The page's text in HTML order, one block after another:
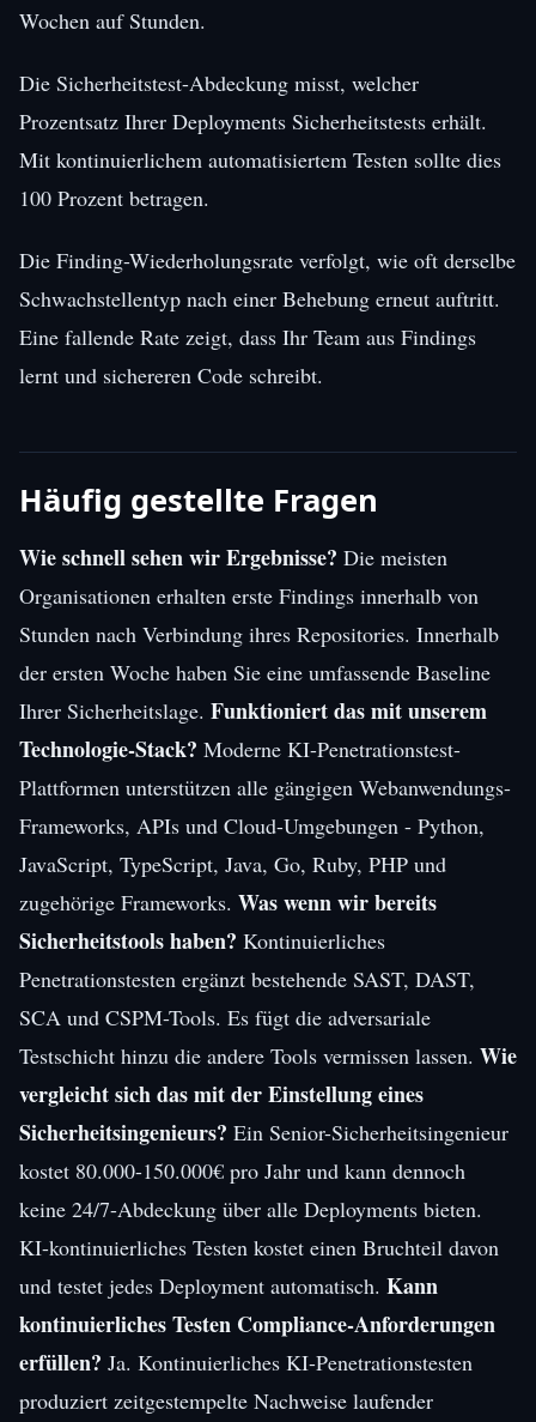
Wochen auf Stunden.
Die Sicherheitstest-Abdeckung misst, welcher
Prozentsatz Ihrer Deployments Sicherheitstests erhält.
Mit kontinuierlichem automatisiertem Testen sollte dies
100 Prozent betragen.
Die Finding-Wiederholungsrate verfolgt, wie oft derselbe
Schwachstellentyp nach einer Behebung erneut auftritt.
Eine fallende Rate zeigt, dass Ihr Team aus Findings
lernt und sichereren Code schreibt.
Häufig gestellte Fragen
Wie schnell sehen wir Ergebnisse? Die meisten
Organisationen erhalten erste Findings innerhalb von
Stunden nach Verbindung ihres Repositories. Innerhalb
der ersten Woche haben Sie eine umfassende Baseline
Ihrer Sicherheitslage. Funktioniert das mit unserem
Technologie-Stack? Moderne KI-Penetrationstest-
Plattformen unterstützen alle gängigen Webanwendungs-
Frameworks, APIs und Cloud-Umgebungen - Python,
JavaScript, TypeScript, Java, Go, Ruby, PHP und
zugehörige Frameworks. Was wenn wir bereits
Sicherheitstools haben? Kontinuierliches
Penetrationstesten ergänzt bestehende SAST, DAST,
SCA und CSPM-Tools. Es fügt die adversariale
Testschicht hinzu die andere Tools vermissen lassen. Wie
vergleicht sich das mit der Einstellung eines
Sicherheitsingenieurs? Ein Senior-Sicherheitsingenieur
kostet 80.000-150.000€ pro Jahr und kann dennoch
keine 24/7-Abdeckung über alle Deployments bieten.
KI-kontinuierliches Testen kostet einen Bruchteil davon
und testet jedes Deployment automatisch. Kann
kontinuierliches Testen Compliance-Anforderungen
erfüllen? Ja. Kontinuierliches KI-Penetrationstesten
produziert zeitgestempelte Nachweise laufender